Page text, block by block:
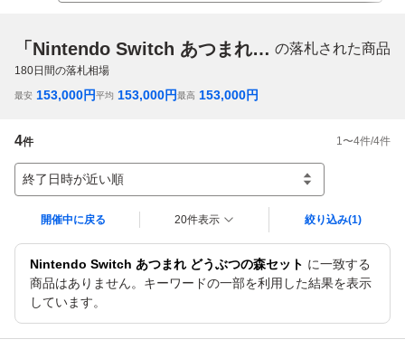
「Nintendo Switch あつまれ どうぶつの森セット」 の落札された商品
180日間の落札相場
最安 153,000円平均 153,000円最高 153,000円
4件 1 〜4件/4件
終了日時が近い順
開催中に戻る 20件表示 絞り込み(1)
Nintendo Switch あつまれ どうぶつの森セット に一致する
商品はありません。キーワードの一部を利用した結果を表示
しています。